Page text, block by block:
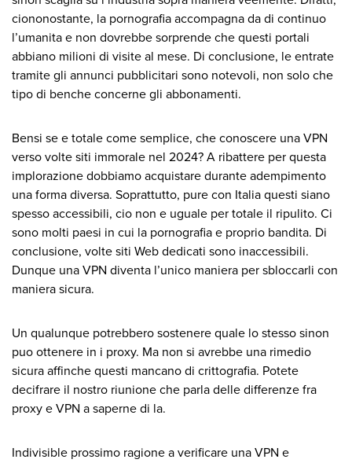
ciononostante, la pornografia accompagna da di continuo
l’umanita e non dovrebbe sorprende che questi portali
abbiano milioni di visite al mese. Di conclusione, le entrate
tramite gli annunci pubblicitari sono notevoli, non solo che
tipo di benche concerne gli abbonamenti.
Bensi se e totale come semplice, che conoscere una VPN
verso volte siti immorale nel 2024? A ribattere per questa
implorazione dobbiamo acquistare durante adempimento
una forma diversa. Soprattutto, pure con Italia questi siano
spesso accessibili, cio non e uguale per totale il ripulito. Ci
sono molti paesi in cui la pornografia e proprio bandita. Di
conclusione, volte siti Web dedicati sono inaccessibili.
Dunque una VPN diventa l’unico maniera per sbloccarli con
maniera sicura.
Un qualunque potrebbero sostenere quale lo stesso sinon
puo ottenere in i proxy. Ma non si avrebbe una rimedio
sicura affinche questi mancano di crittografia. Potete
decifrare il nostro riunione che parla delle differenze fra
proxy e VPN a saperne di la.
Indivisible prossimo ragione a verificare una VPN e